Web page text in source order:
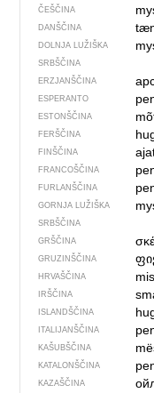
ČEŠČINA
DANŠČINA
DOLNJA LUŽIŠKA
SRBŠČINA
ERZJANŠČINA
ESPERANTO
ESTONŠČINA
FERŠČINA
FINŠČINA
FRANCOŠČINA
FURLANŠČINA
GORNJA LUŽIŠKA
SRBŠČINA
GRŠČINA
GRUZINŠČINA
HRVAŠČINA
IRŠČINA
ISLANDŠČINA
ITALIJANŠČINA
KAŠUBŠČINA
KATALONŠČINA
KAZAŠČINA